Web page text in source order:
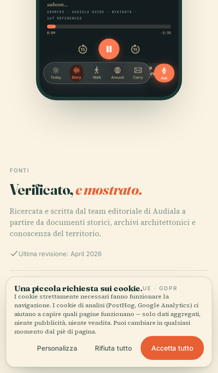
FONTI
Verificato,e mostrato.
Ricercata e scritta dal team editoriale di Audiala a
partire da documenti storici, archivi architettonici e
conoscenza del territorio.
Ultima revisione: April 2026
Le Dôme de Marseille: Historical Overview, Visitor
Information, and Cultural Significance, 2025, My Guide
Marseille
Le Dôme de Marseille: Architectural Marvel, Cultural
Hub & Visitor’s Guide, 2025, Marseille City of Culture
Una piccola richiesta sui cookie.UE · GDPR
I cookie strettamente necessari fanno funzionare la
navigazione. I cookie di analisi (PostHog, Google Analytics) ci
aiutano a capire quali pagine funzionano — solo dati aggregati,
niente pubblicità, niente vendita. Puoi cambiare in qualsiasi
momento dal piè di pagina.
Personalizza Rifiuta tutto Accetta tutto